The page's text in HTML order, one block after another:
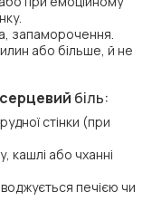
запаморочення.
або більше, й не
біль:
стінки (при
кашлі або чханні
печією чи